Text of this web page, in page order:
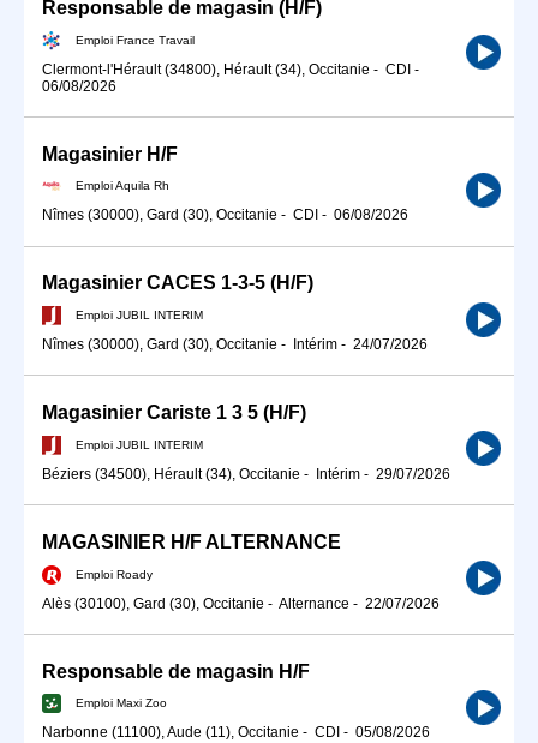
Responsable de magasin (H/F)
Emploi France Travail
Clermont-l'Hérault (34800), Hérault (34), Occitanie - CDI -
06/08/2026
Magasinier H/F
Emploi Aquila Rh
Nîmes (30000), Gard (30), Occitanie - CDI - 06/08/2026
Magasinier CACES 1-3-5 (H/F)
Emploi JUBIL INTERIM
Nîmes (30000), Gard (30), Occitanie - Intérim - 24/07/2026
Magasinier Cariste 1 3 5 (H/F)
Emploi JUBIL INTERIM
Béziers (34500), Hérault (34), Occitanie - Intérim - 29/07/2026
MAGASINIER H/F ALTERNANCE
Emploi Roady
Alès (30100), Gard (30), Occitanie - Alternance - 22/07/2026
Responsable de magasin H/F
Emploi Maxi Zoo
Narbonne (11100), Aude (11), Occitanie - CDI - 05/08/2026